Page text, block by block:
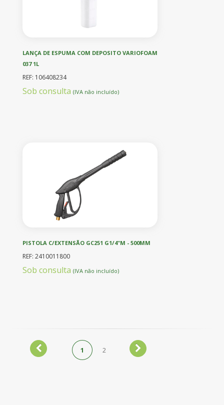
LANÇA DE ESPUMA COM DEPOSITO VARIOFOAM
037 1L
REF: 106408234
Sob consulta (IVA não incluído)
PISTOLA C/EXTENSÃO GC251 G1/4"M - 500MM
REF: 2410011800
Sob consulta (IVA não incluído)
1 2